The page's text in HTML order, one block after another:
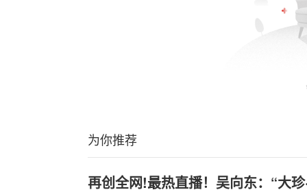
为你推荐
再创全网!最热直播！吴向东：“大